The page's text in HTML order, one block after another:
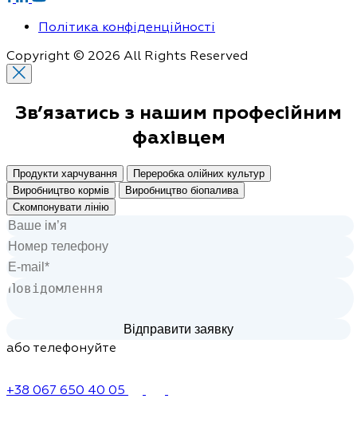
Політика конфіденційності
Copyright © 2026 All Rights Reserved
Зв’язатись з нашим професійним
фахівцем
Продукти харчування
Переробка олійних культур
Виробництво кормів
Виробництво біопалива
Скомпонувати лінію
або телефонуйте
+38 067 650 40 05